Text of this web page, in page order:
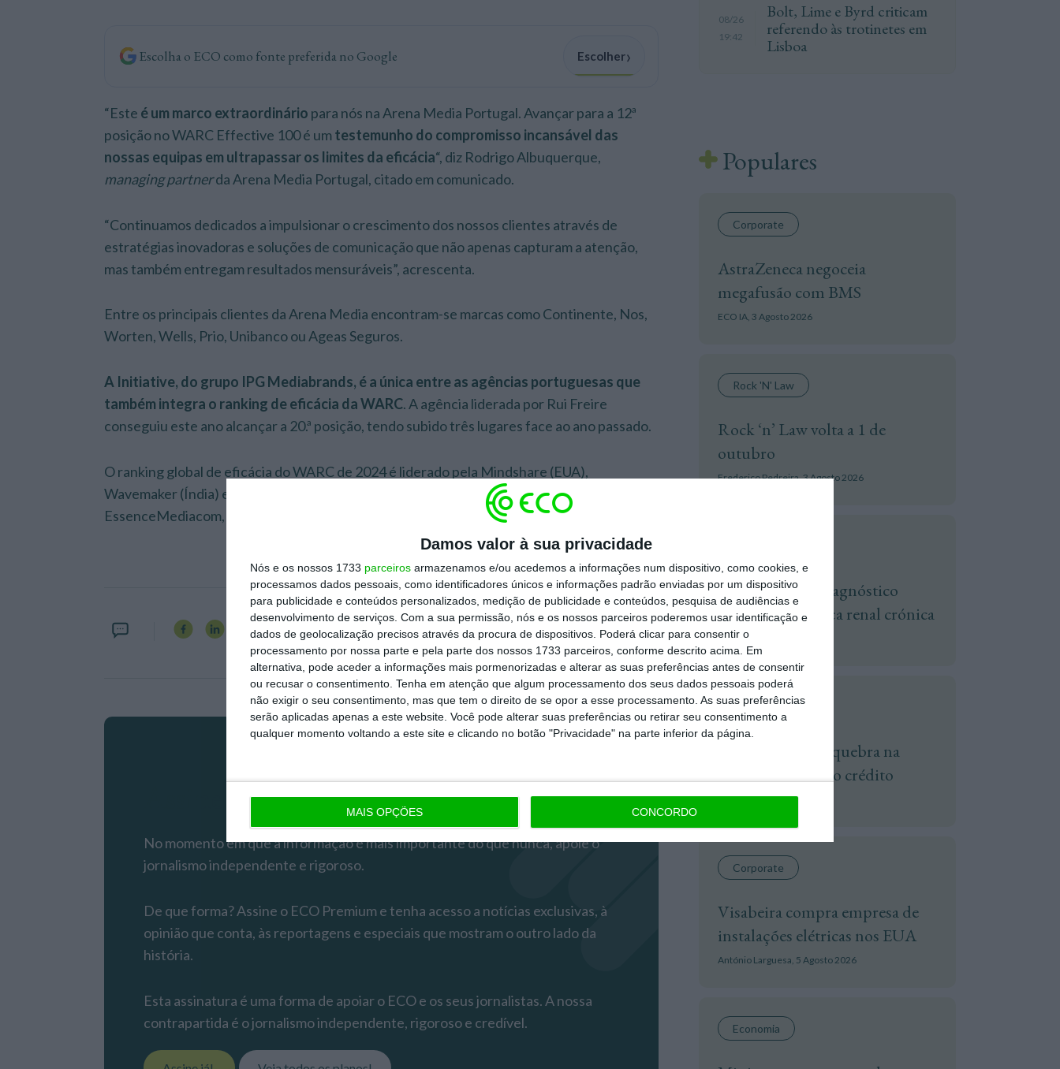
Damos valor à sua privacidade
Nós e os nossos 1733 parceiros armazenamos e/ou acedemos a informações num dispositivo, como cookies, e
processamos dados pessoais, como identificadores únicos e informações padrão enviadas por um dispositivo
para publicidade e conteúdos personalizados, medição de publicidade e conteúdos, pesquisa de audiências e
desenvolvimento de serviços. Com a sua permissão, nós e os nossos parceiros poderemos usar identificação e
dados de geolocalização precisos através da procura de dispositivos. Poderá clicar para consentir o
processamento por nossa parte e pela parte dos nossos 1733 parceiros, conforme descrito acima. Em
alternativa, pode aceder a informações mais pormenorizadas e alterar as suas preferências antes de consentir
ou recusar o consentimento. Tenha em atenção que algum processamento dos seus dados pessoais poderá
não exigir o seu consentimento, mas que tem o direito de se opor a esse processamento. As suas preferências
serão aplicadas apenas a este website. Você pode alterar suas preferências ou retirar seu consentimento a
qualquer momento voltando a este site e clicando no botão "Privacidade" na parte inferior da página.
MAIS OPÇÕES CONCORDO
Escolha o ECO como fonte preferida no Google Escolher›
“Este é um marco extraordinário para nós na Arena Media Portugal. Avançar para a 12ª
posição no WARC Effective 100 é um testemunho do compromisso incansável das
nossas equipas em ultrapassar os limites da eficácia“, diz Rodrigo Albuquerque,
managing partnerda Arena Media Portugal, citado em comunicado.
“Continuamos dedicados a impulsionar o crescimento dos nossos clientes através de
estratégias inovadoras e soluções de comunicação que não apenas capturam a atenção,
mas também entregam resultados mensuráveis”, acrescenta.
Entre os principais clientes da Arena Media encontram-se marcas como Continente, Nos,
Worten, Wells, Prio, Unibanco ou Ageas Seguros.
A Initiative, do grupo IPG Mediabrands, é a única entre as agências portuguesas que
também integra o ranking de eficácia da WARC. A agência liderada por Rui Freire
conseguiu este ano alcançar a 20.ª posição, tendo subido três lugares face ao ano passado.
O ranking global de eficácia do WARC de 2024 é liderado pela Mindshare (EUA),
Wavemaker (Índia) e Starcom (EUA). A quarta e quinta posição são ambas ocupadas pela
EssenceMediacom, dos EUA e da Índia, respetivamente.
Assine o ECO Premium
No momento em que a informação é mais importante do que nunca, apoie o
jornalismo independente e rigoroso.
De que forma? Assine o ECO Premium e tenha acesso a notícias exclusivas, à
opinião que conta, às reportagens e especiais que mostram o outro lado da
história.
Esta assinatura é uma forma de apoiar o ECO e os seus jornalistas. A nossa
contrapartida é o jornalismo independente, rigoroso e credível.
08/26
19:42
Bolt, Lime e Byrd criticam
referendo às trotinetes em
Lisboa
Populares
Corporate
AstraZeneca negoceia
megafusão com BMS
ECO IA, 3 Agosto 2026
Rock 'n' Law
Rock ‘n’ Law volta a 1 de
outubro
Frederico Pedreira,3 Agosto 2026
Projeto estuda diagnóstico
precoce da doença renal crónica
Servimedia,
Banca
Bancos preveem quebra na
produção de novo crédito
Lusa,4 Agosto 2026
Corporate
Visabeira compra empresa de
instalações elétricas nos EUA
António Larguesa, 5 Agosto 2026
Economia